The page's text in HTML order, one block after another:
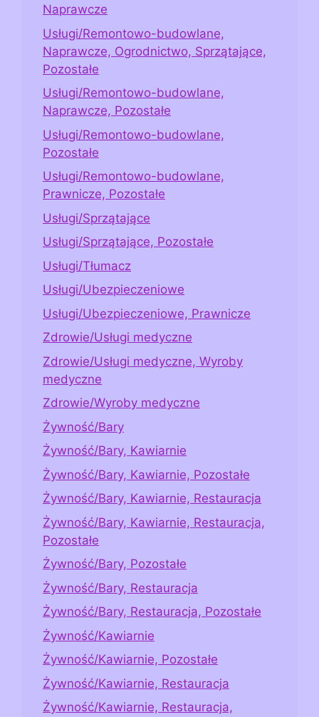
Naprawcze
Usługi/Remontowo-budowlane,
Naprawcze, Ogrodnictwo, Sprzątające,
Pozostałe
Usługi/Remontowo-budowlane,
Naprawcze, Pozostałe
Usługi/Remontowo-budowlane,
Pozostałe
Usługi/Remontowo-budowlane,
Prawnicze, Pozostałe
Usługi/Sprzątające
Usługi/Sprzątające, Pozostałe
Usługi/Tłumacz
Usługi/Ubezpieczeniowe
Usługi/Ubezpieczeniowe, Prawnicze
Zdrowie/Usługi medyczne
Zdrowie/Usługi medyczne, Wyroby
medyczne
Zdrowie/Wyroby medyczne
Żywność/Bary
Żywność/Bary, Kawiarnie
Żywność/Bary, Kawiarnie, Pozostałe
Żywność/Bary, Kawiarnie, Restauracja
Żywność/Bary, Kawiarnie, Restauracja,
Pozostałe
Żywność/Bary, Pozostałe
Żywność/Bary, Restauracja
Żywność/Bary, Restauracja, Pozostałe
Żywność/Kawiarnie
Żywność/Kawiarnie, Pozostałe
Żywność/Kawiarnie, Restauracja
Żywność/Kawiarnie, Restauracja,